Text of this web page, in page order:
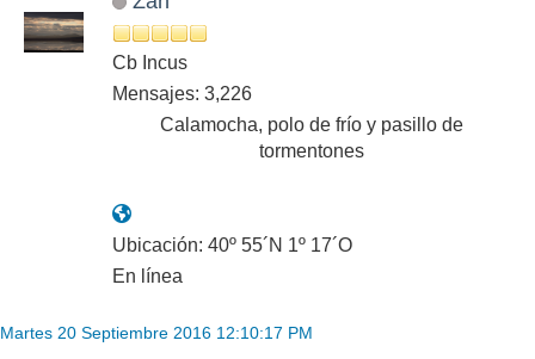
Cb Incus
Mensajes: 3,226
Calamocha, polo de frío y pasillo de
tormentones
Ubicación: 40º 55´N 1º 17´O
En línea
Martes 20 Septiembre 2016 12:10:17 PM